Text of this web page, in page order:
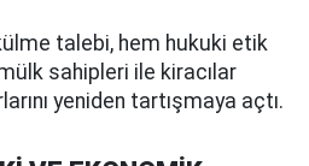
talebi, hem hukuki etik
sahipleri ile kiracılar
yeniden tartışmaya açtı.